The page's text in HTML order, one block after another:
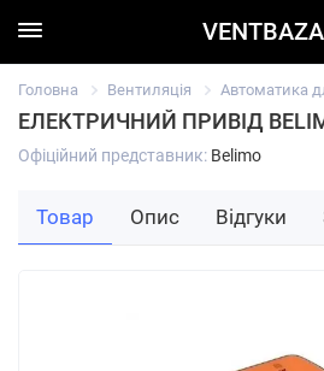
Головна Вентиляція Автоматика
ЕЛЕКТРИЧНИЙ ПРИВІД
Офіційний представник: Belimo
Товар Опис Відгуки